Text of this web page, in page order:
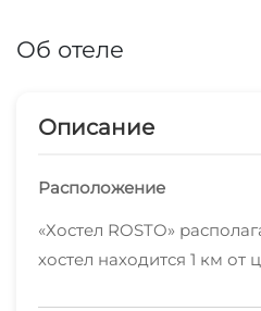
Об отеле
Описание
Расположение
«Хостел ROSTO»
хостел находится 1 км от